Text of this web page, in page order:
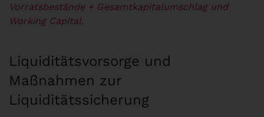
Vorratsbestände + Gesamtkapitalumschlag und
Working Capital.
Liquiditätsvorsorge und
Maßnahmen zur
Liquiditätssicherung